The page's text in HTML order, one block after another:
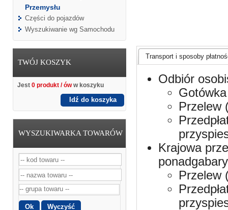
Przemysłu
Części do pojazdów
Wyszukiwanie wg Samochodu
TWÓJ KOSZYK
Jest 0 produkt / óww koszyku
Idź do koszyka
WYSZUKIWARKA TOWARÓW
Transport i sposoby
Odbiór
Przelew
Krajowa
Przelew